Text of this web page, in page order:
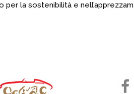
la sostenibilità e